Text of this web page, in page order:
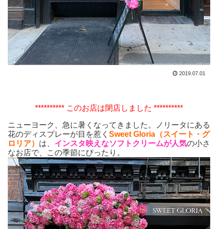
2019.07.01
********** このお店は閉店しました **********
ニューヨーク、急に暑くなってきました。ノリータにある
花のディスプレーが目を惹く Sweet Gloria（スイート・グ
ロリア） は、 インスタ映えなソフトクリームが人気の小さ
なお店で、この季節にぴったり。